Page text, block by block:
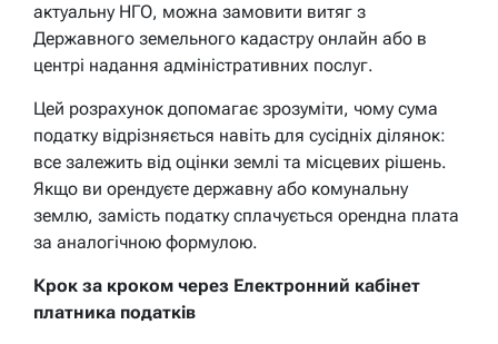
актуальну НГО, можна замовити витяг з
Державного земельного кадастру онлайн або в
центрі надання адміністративних послуг.
Цей розрахунок допомагає зрозуміти, чому сума
податку відрізняється навіть для сусідніх ділянок:
все залежить від оцінки землі та місцевих рішень.
Якщо ви орендуєте державну або комунальну
землю, замість податку сплачується орендна плата
за аналогічною формулою.
Крок за кроком через Електронний кабінет
платника податків